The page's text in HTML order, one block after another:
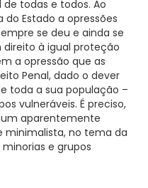
todas e todos. Ao
Estado a opressões
se deu e ainda se
direito à igual proteção
a opressão que as
Penal, dado o dever
toda a sua população –
vulneráveis. É preciso,
aparentemente
minimalista, no tema da
e grupos